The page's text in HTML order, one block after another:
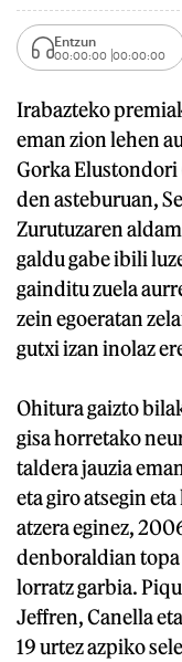
Entzun
00:00:00 00:00:00
Irabazteko
eman zion lehen
Gorka Elustondori
den asteburuan,
Zurutuzaren
galdu gabe ibili
gainditu zuela
zein egoeratan
gutxi izan inolaz
Ohitura gaizto
gisa horretako
taldera jauzia
eta giro atsegin
atzera eginez,
denboraldian
lorratz garbia.
Jeffren, Canella
19 urtez azpiko